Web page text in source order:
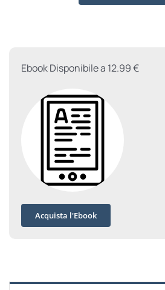
Ebook Disponibile a 12.99 €
Acquista l'Ebook